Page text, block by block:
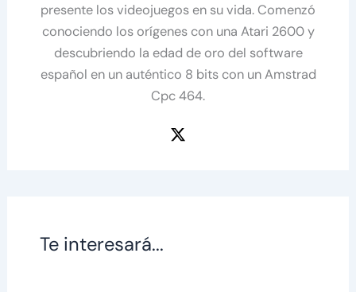
presente los videojuegos en su vida. Comenzó
conociendo los orígenes con una Atari 2600 y
descubriendo la edad de oro del software
español en un auténtico 8 bits con un Amstrad
Cpc 464.
Te interesará...